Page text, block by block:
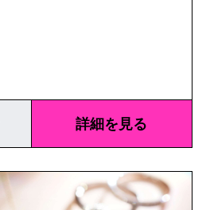
詳細を見る